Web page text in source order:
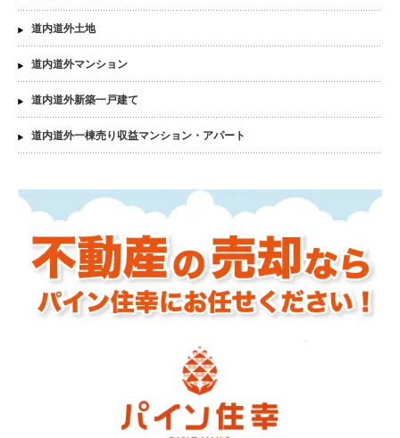
道内道外土地
道内道外マンション
道内道外新築一戸建て
道内道外一棟売り収益マンション・アパート